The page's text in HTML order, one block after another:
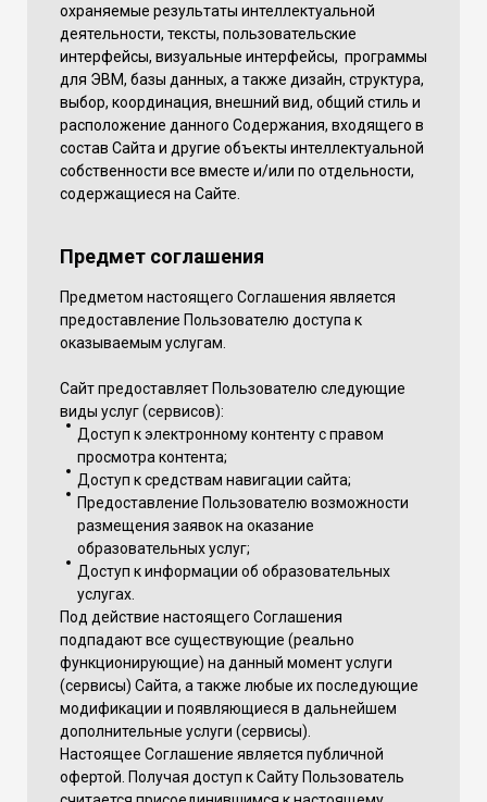
охраняемые результаты интеллектуальной
деятельности, тексты, пользовательские
интерфейсы, визуальные интерфейсы, программы
для ЭВМ, базы данных, а также дизайн, структура,
выбор, координация, внешний вид, общий стиль и
расположение данного Содержания, входящего в
состав Сайта и другие объекты интеллектуальной
собственности все вместе и/или по отдельности,
содержащиеся на Сайте.
Предмет соглашения
Предметом настоящего Соглашения является
предоставление Пользователю доступа к
оказываемым услугам.
Сайт предоставляет Пользователю следующие
виды услуг (сервисов):
Доступ к электронному контенту с правом
просмотра контента;
Доступ к средствам навигации сайта;
Предоставление Пользователю возможности
размещения заявок на оказание
образовательных услуг;
Доступ к информации об образовательных
услугах.
Под действие настоящего Соглашения
подпадают все существующие (реально
функционирующие) на данный момент услуги
(сервисы) Сайта, а также любые их последующие
модификации и появляющиеся в дальнейшем
дополнительные услуги (сервисы).
Настоящее Соглашение является публичной
офертой. Получая доступ к Сайту Пользователь